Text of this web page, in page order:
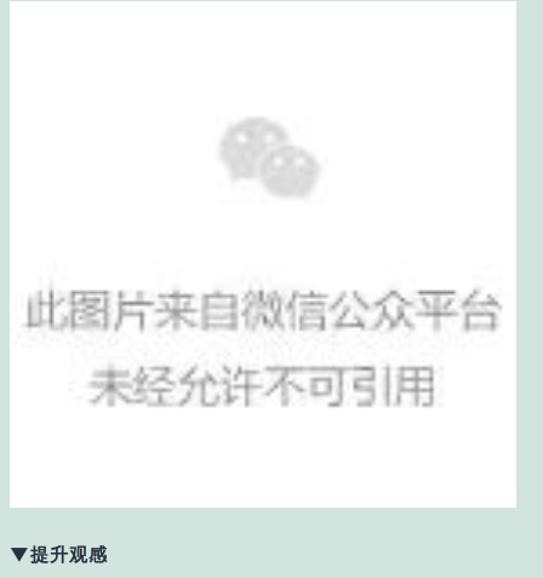
▼提升观感